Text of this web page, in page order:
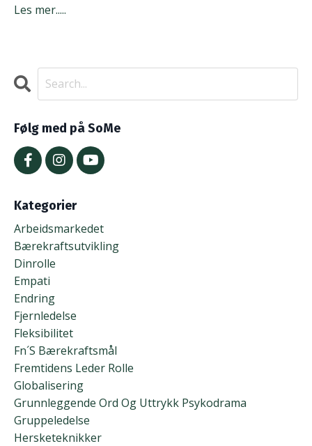
Les mer.....
Følg med på SoMe
Kategorier
Arbeidsmarkedet
Bærekraftsutvikling
Dinrolle
Empati
Endring
Fjernledelse
Fleksibilitet
Fn´s Bærekraftsmål
Fremtidens Leder Rolle
Globalisering
Grunnleggende Ord Og Uttrykk Psykodrama
Gruppeledelse
Hersketeknikker